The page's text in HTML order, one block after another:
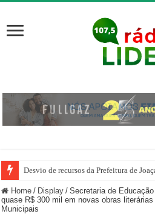
Desvio de recursos da Prefeitura de
PM prende homem por agredir
Home / Display / Secretaria de
quase R$ 300 mil em novas obras
Municipais